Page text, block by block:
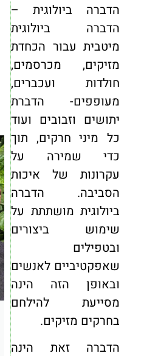
הדברה ביולוגית –
הדברה ביולוגית
מיטבית עבור הכחדת
מזיקים, מכרסמים,
חולדות ועכברים,
מעופפים- הדברת
יתושים וזבובים ועוד
כל מיני חרקים, תוך
כדי שמירה על
עקרונות של איכות
הסביבה. הדברה
ביולוגית מושתתת על
שימוש ביצורים
ובטפילים
שאפקטיביים לאנשים
ובאופן הזה הינה
מסייעת להילחם
בחרקים מזיקים.
הדברה זאת הינה